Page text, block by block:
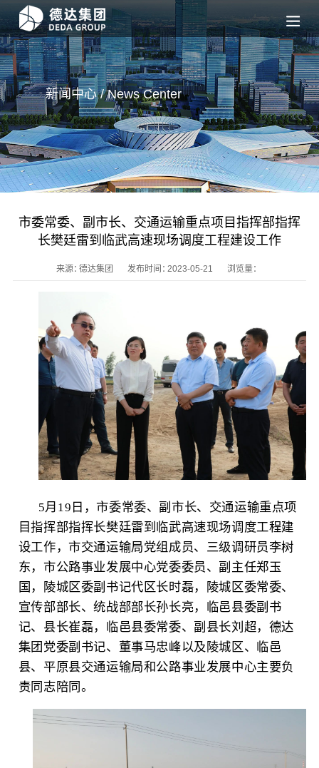
新闻中心 / NewsCenter
市委常委、副市长、交通运输重点项目指挥部指挥
长樊廷雷到临武高速现场调度工程建设工作
来源：德达集团 发布时间：2023-05-21 浏览量：
5月19日，市委常委、副市长、交通运输重点项
目指挥部指挥长樊廷雷到临武高速现场调度工程建
设工作，市交通运输局党组成员、三级调研员李树
东，市公路事业发展中心党委委员、副主任郑玉
国，陵城区委副书记代区长时磊，陵城区委常委、
宣传部部长、统战部部长孙长亮，临邑县委副书
记、县长崔磊，临邑县委常委、副县长刘超，德达
集团党委副书记、董事马忠峰以及陵城区、临邑
县、平原县交通运输局和公路事业发展中心主要负
责同志陪同。